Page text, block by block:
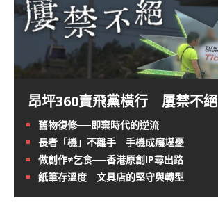
昂坪360賣飛黨橫行 屢禁不絕
舊物復修──即棄時代的逆流
長者「機」不離手 手機成癮堪憂
做創作≠乞食──香港原創IP尋出路
紙筆存溫度 文具店的堅守與轉型